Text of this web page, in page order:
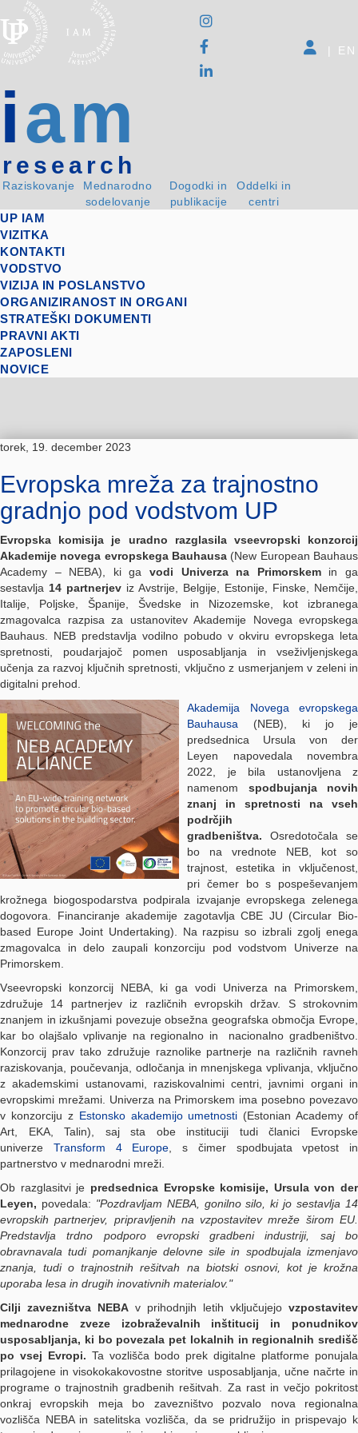
iam
research
Raziskovanje
Mednarodno
sodelovanje
Dogodki in
publikacije
Oddelki in
centri
| EN
UP IAM
VIZITKA
KONTAKTI
VODSTVO
VIZIJA IN POSLANSTVO
ORGANIZIRANOST IN ORGANI
STRATEŠKI DOKUMENTI
PRAVNI AKTI
ZAPOSLENI
NOVICE
torek, 19. december 2023
Evropska mreža za trajnostno
gradnjo pod vodstvom UP
Evropska komisija je uradno razglasila vseevropski konzorcij
Akademije novega evropskega Bauhausa (New European Bauhaus
Academy – NEBA), ki ga vodi Univerza na Primorskemin ga
sestavlja 14 partnerjev iz Avstrije, Belgije, Estonije, Finske, Nemčije,
Italije, Poljske, Španije, Švedske in Nizozemske,
kot izbranega
zmagovalca razpisa za ustanovitev Akademije Novega evropskega
Bauhaus. NEB predstavlja vodilno pobudo v okviru evropskega leta
spretnosti, poudarjajoč pomen usposabljanja in vseživljenjskega
učenja za razvoj ključnih spretnosti, vključno z usmerjanjem v zeleni in
digitalni prehod.
Akademija Novega evropskega
Bauhausa (NEB), ki jo je
predsednica Ursula von der
Leyen napovedala novembra
2022, je bila ustanovljena z
namenom spodbujanja novih
znanj in spretnosti na vseh
podrčjih
gradbeništva. Osredotočala se
bo na vrednote NEB, kot so
trajnost, estetika in vključenost,
pri čemer bo s pospeševanjem
krožnega biogospodarstva podpirala izvajanje evropskega zelenega
dogovora. Financiranje akademije zagotavlja CBE JU (Circular Bio-
based Europe Joint Undertaking). Na razpisu so izbrali zgolj enega
zmagovalca in delo zaupali konzorciju pod vodstvom Univerze na
Primorskem.
Vseevropski konzorcij NEBA, ki ga vodi Univerza na Primorskem,
združuje 14 partnerjev iz različnih evropskih držav. S strokovnim
znanjem in izkušnjami povezuje obsežna geografska območja Evrope,
kar bo olajšalo vplivanje na regionalno in nacionalno gradbeništvo.
Konzorcij prav tako združuje raznolike partnerje na različnih ravneh
raziskovanja, poučevanja, odločanja in mnenjskega vplivanja, vključno
z akademskimi ustanovami, raziskovalnimi centri, javnimi organi in
evropskimi mrežami. Univerza na Primorskem ima posebno povezavo
v konzorciju z Estonsko akademijo umetnosti (Estonian Academy of
Art, EKA, Talin), saj sta obe instituciji tudi članici Evropske
univerze Transform 4 Europe , s čimer spodbujata vpetost in
partnerstvo v mednarodni mreži.
Ob razglasitvi je predsednica Evropske komisije, Ursula von der
Leyen, povedala: "Pozdravljam NEBA, gonilno silo, ki jo sestavlja 14
evropskih partnerjev, pripravljenih na vzpostavitev mreže širom EU.
Predstavlja trdno podporo evropski gradbeni industriji, saj bo
obravnavala tudi pomanjkanje delovne sile in spodbujala izmenjavo
znanja, tudi o trajnostnih rešitvah na biotski osnovi, kot je krožna
uporaba lesa in drugih inovativnih materialov."
Cilji zavezništva NEBA v prihodnjih letih vključujejo vzpostavitev
mednarodne zveze izobraževalnih inštitucij in ponudnikov
usposabljanja, ki bo povezala pet lokalnih in regionalnih središč
po vsej Evropi. Ta vozlišča bodo prek digitalne platforme ponujala
prilagojene in visokokakovostne storitve usposabljanja, učne načrte in
programe o trajnostnih gradbenih rešitvah. Za rast in večjo pokritost
onkraj evropskih meja bo zavezništvo pozvalo nova regionalna
vozlišča NEBA in satelitska vozlišča, da se pridružijo in prispevajo k